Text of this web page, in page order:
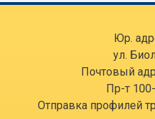
Юр.
ул.
Почтовый
Пр-т
Отправка профилей